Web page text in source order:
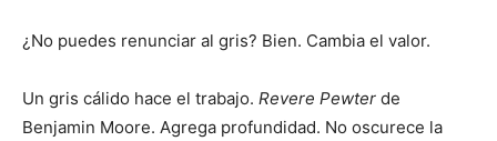
¿No puedes renunciar al gris? Bien. Cambia el valor.
Un gris cálido hace el trabajo. Revere Pewter de
Benjamin Moore. Agrega profundidad. No oscurece la